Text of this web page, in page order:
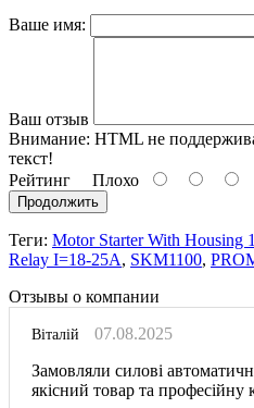
Ваше имя:
Ваш отзыв
Внимание: HTML не
текст!
Рейтинг Плохо
Продолжить
Теги: Motor Starter With Housing
Relay I=18-25A, SKM1100,
Отзывы о компании
Віталій
07.08.2025
Замовляли силові
якісний товар та